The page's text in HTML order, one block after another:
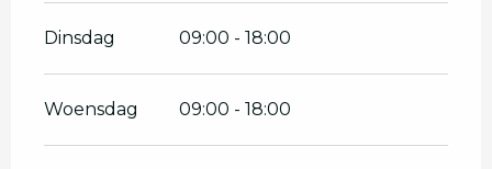
Dinsdag 09:00 - 18:00
Woensdag 09:00 - 18:00